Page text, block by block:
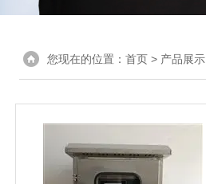
您现在的位置： 首页 > 产品展示